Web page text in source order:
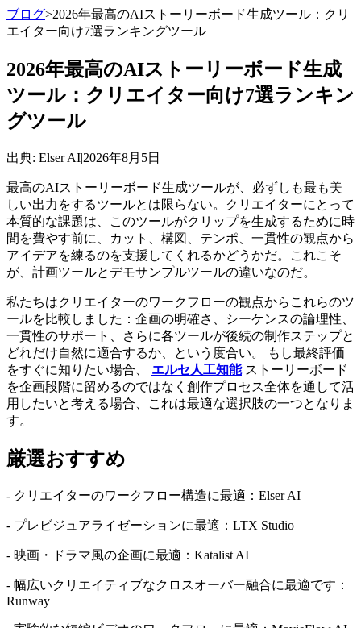
ブログ>2026年最高のAIストーリーボード生成ツール：クリ
エイター向け7選ランキングツール
2026年最高のAIストーリーボード生成
ツール：クリエイター向け7選ランキン
グツール
出典: Elser AI|2026年8月5日
最高のAIストーリーボード生成ツールが、必ずしも最も美
しい出力をするツールとは限らない。クリエイターにとって
本質的な課題は、このツールがクリップを生成するために時
間を費やす前に、カット、構図、テンポ、一貫性の観点から
アイデアを練るのを支援してくれるかどうかだ。これこそ
が、計画ツールとデモサンプルツールの違いなのだ。
私たちはクリエイターのワークフローの観点からこれらのツ
ールを比較しました：企画の明確さ、シーケンスの論理性、
一貫性のサポート、さらに各ツールが後続の制作ステップと
どれだけ自然に適合するか、という度合い。 もし最終評価
をすぐに知りたい場合、 エルセ人工知能ストーリーボード
を企画段階に留めるのではなく創作プロセス全体を通して活
用したいと考える場合、これは最適な選択肢の一つとなりま
す。
厳選おすすめ
- クリエイターのワークフロー構造に最適：Elser AI
- プレビジュアライゼーションに最適：LTX Studio
- 映画・ドラマ風の企画に最適：Katalist AI
- 幅広いクリエイティブなクロスオーバー融合に最適です：
Runway